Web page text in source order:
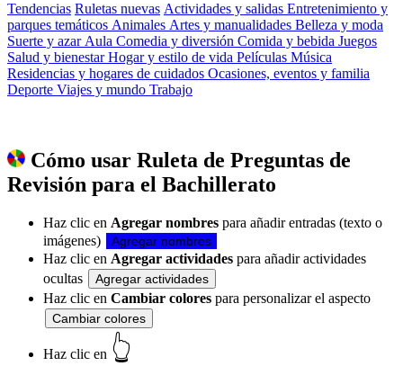
Tendencias Ruletas nuevas Actividades y salidas Entretenimiento y
parques temáticos Animales Artes y manualidades Belleza y moda
Suerte y azar Aula Comedia y diversión Comida y bebida Juegos
Salud y bienestarHogar y estilo de vida Películas Música
Residencias y hogares de cuidados Ocasiones, eventos y familia
Deporte Viajes y mundo Trabajo
Revisión para el Bachillerato
Haz clic en Agregar nombres
imágenes)
Agregar nombres
Haz clic en Agregar actividades
ocultas
Agregar actividades
Haz clic en Cambiar colores para personalizar el aspecto
Cambiar colores
Haz clic en 👆